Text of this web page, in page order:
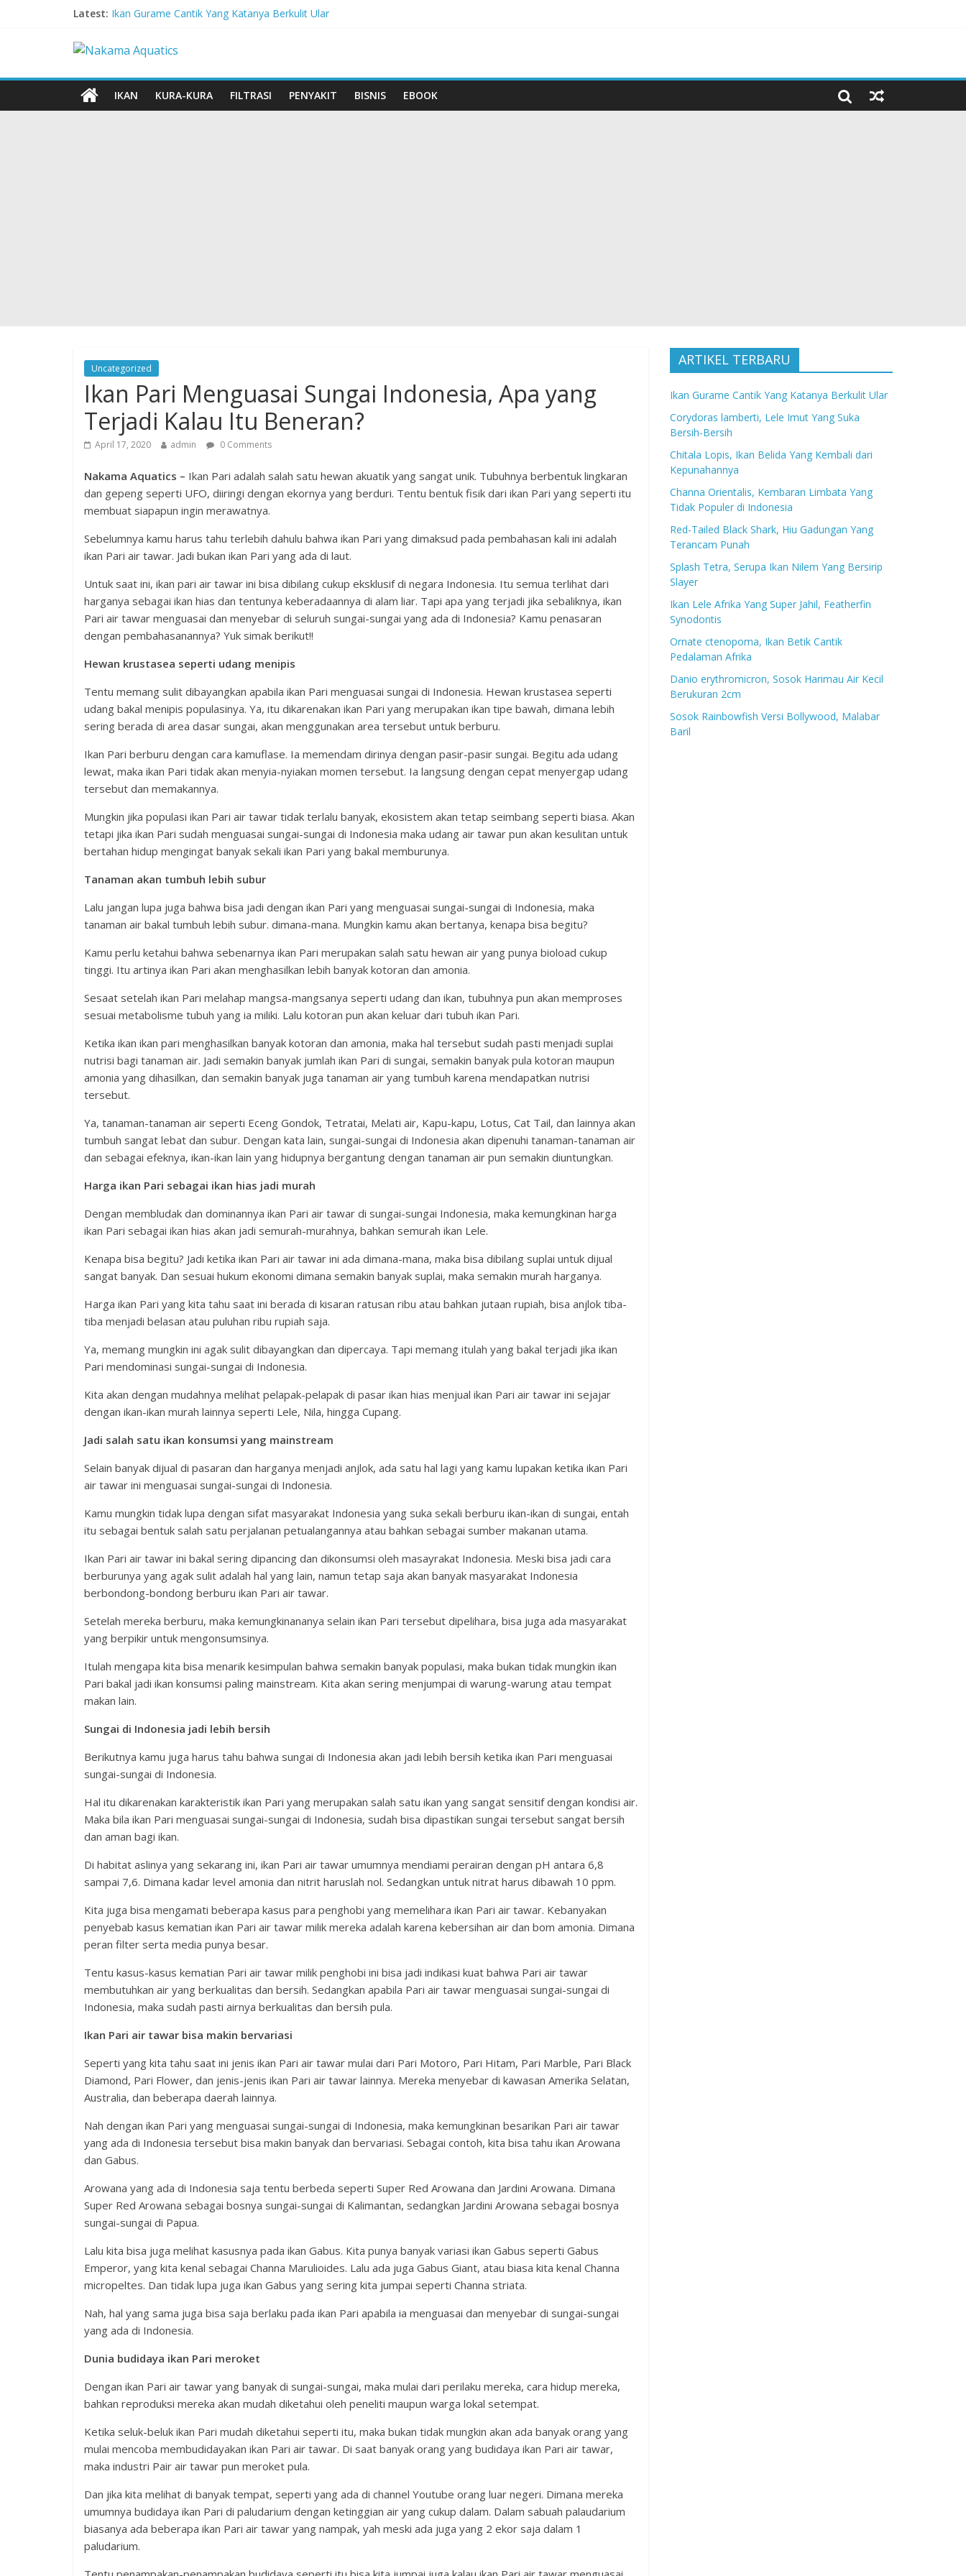
Latest: Ikan Gurame Cantik Yang Katanya Berkulit Ular
Chitala Lopis, Ikan Belida Yang Kembali dari Kepunahannya
Channa Orientalis, Kembaran Limbata Yang Tidak Populer di Indonesia
Red-Tailed Black Shark, Hiu Gadungan Yang Terancam Punah
IKAN
KURA-KURA FILTRASI PENYAKIT BISNIS EBOOK
Uncategorized
Ikan Pari Menguasai Sungai Indonesia, Apa yang
Terjadi Kalau Itu Beneran?
April 17, 2020 admin 0 Comments
Nakama Aquatics – Ikan Pari adalah salah satu hewan akuatik yang sangat unik. Tubuhnya berbentuk lingkaran
dan gepeng seperti UFO, diiringi dengan ekornya yang berduri. Tentu bentuk fisik dari ikan Pari yang seperti itu
membuat siapapun ingin merawatnya.
Sebelumnya kamu harus tahu terlebih dahulu bahwa ikan Pari yang dimaksud pada pembahasan kali ini adalah
ikan Pari air tawar. Jadi bukan ikan Pari yang ada di laut.
Untuk saat ini, ikan pari air tawar ini bisa dibilang cukup eksklusif di negara Indonesia. Itu semua terlihat dari
harganya sebagai ikan hias dan tentunya keberadaannya di alam liar. Tapi apa yang terjadi jika sebaliknya, ikan
Pari air tawar menguasai dan menyebar di seluruh sungai-sungai yang ada di Indonesia? Kamu penasaran
dengan pembahasanannya? Yuk simak berikut!!
Hewan krustasea seperti udang menipis
Tentu memang sulit dibayangkan apabila ikan Pari menguasai sungai di Indonesia. Hewan krustasea seperti
udang bakal menipis populasinya. Ya, itu dikarenakan ikan Pari yang merupakan ikan tipe bawah, dimana lebih
sering berada di area dasar sungai, akan menggunakan area tersebut untuk berburu.
Ikan Pari berburu dengan cara kamuflase. Ia memendam dirinya dengan pasir-pasir sungai. Begitu ada udang
lewat, maka ikan Pari tidak akan menyia-nyiakan momen tersebut. Ia langsung dengan cepat menyergap udang
tersebut dan memakannya.
Mungkin jika populasi ikan Pari air tawar tidak terlalu banyak, ekosistem akan tetap seimbang seperti biasa. Akan
tetapi jika ikan Pari sudah menguasai sungai-sungai di Indonesia maka udang air tawar pun akan kesulitan untuk
bertahan hidup mengingat banyak sekali ikan Pari yang bakal memburunya.
Tanaman akan tumbuh lebih subur
Lalu jangan lupa juga bahwa bisa jadi dengan ikan Pari yang menguasai sungai-sungai di Indonesia, maka
tanaman air bakal tumbuh lebih subur. dimana-mana. Mungkin kamu akan bertanya, kenapa bisa begitu?
Kamu perlu ketahui bahwa sebenarnya ikan Pari merupakan salah satu hewan air yang punya bioload cukup
tinggi. Itu artinya ikan Pari akan menghasilkan lebih banyak kotoran dan amonia.
Sesaat setelah ikan Pari melahap mangsa-mangsanya seperti udang dan ikan, tubuhnya pun akan memproses
sesuai metabolisme tubuh yang ia miliki. Lalu kotoran pun akan keluar dari tubuh ikan Pari.
Ketika ikan ikan pari menghasilkan banyak kotoran dan amonia, maka hal tersebut sudah pasti menjadi suplai
nutrisi bagi tanaman air. Jadi semakin banyak jumlah ikan Pari di sungai, semakin banyak pula kotoran maupun
amonia yang dihasilkan, dan semakin banyak juga tanaman air yang tumbuh karena mendapatkan nutrisi
tersebut.
Ya, tanaman-tanaman air seperti Eceng Gondok, Tetratai, Melati air, Kapu-kapu, Lotus, Cat Tail, dan lainnya akan
tumbuh sangat lebat dan subur. Dengan kata lain, sungai-sungai di Indonesia akan dipenuhi tanaman-tanaman air
dan sebagai efeknya, ikan-ikan lain yang hidupnya bergantung dengan tanaman air pun semakin diuntungkan.
Harga ikan Pari sebagai ikan hias jadi murah
Dengan membludak dan dominannya ikan Pari air tawar di sungai-sungai Indonesia, maka kemungkinan harga
ikan Pari sebagai ikan hias akan jadi semurah-murahnya, bahkan semurah ikan Lele.
Kenapa bisa begitu? Jadi ketika ikan Pari air tawar ini ada dimana-mana, maka bisa dibilang suplai untuk dijual
sangat banyak. Dan sesuai hukum ekonomi dimana semakin banyak suplai, maka semakin murah harganya.
Harga ikan Pari yang kita tahu saat ini berada di kisaran ratusan ribu atau bahkan jutaan rupiah, bisa anjlok tiba-
tiba menjadi belasan atau puluhan ribu rupiah saja.
Ya, memang mungkin ini agak sulit dibayangkan dan dipercaya. Tapi memang itulah yang bakal terjadi jika ikan
Pari mendominasi sungai-sungai di Indonesia.
Kita akan dengan mudahnya melihat pelapak-pelapak di pasar ikan hias menjual ikan Pari air tawar ini sejajar
dengan ikan-ikan murah lainnya seperti Lele, Nila, hingga Cupang.
Jadi salah satu ikan konsumsi yang mainstream
Selain banyak dijual di pasaran dan harganya menjadi anjlok, ada satu hal lagi yang kamu lupakan ketika ikan Pari
air tawar ini menguasai sungai-sungai di Indonesia.
Kamu mungkin tidak lupa dengan sifat masyarakat Indonesia yang suka sekali berburu ikan-ikan di sungai, entah
itu sebagai bentuk salah satu perjalanan petualangannya atau bahkan sebagai sumber makanan utama.
Ikan Pari air tawar ini bakal sering dipancing dan dikonsumsi oleh masayrakat Indonesia. Meski bisa jadi cara
berburunya yang agak sulit adalah hal yang lain, namun tetap saja akan banyak masyarakat Indonesia
berbondong-bondong berburu ikan Pari air tawar.
Setelah mereka berburu, maka kemungkinananya selain ikan Pari tersebut dipelihara, bisa juga ada masyarakat
yang berpikir untuk mengonsumsinya.
Itulah mengapa kita bisa menarik kesimpulan bahwa semakin banyak populasi, maka bukan tidak mungkin ikan
Pari bakal jadi ikan konsumsi paling mainstream. Kita akan sering menjumpai di warung-warung atau tempat
makan lain.
Sungai di Indonesia jadi lebih bersih
Berikutnya kamu juga harus tahu bahwa sungai di Indonesia akan jadi lebih bersih ketika ikan Pari menguasai
sungai-sungai di Indonesia.
Hal itu dikarenakan karakteristik ikan Pari yang merupakan salah satu ikan yang sangat sensitif dengan kondisi air.
Maka bila ikan Pari menguasai sungai-sungai di Indonesia, sudah bisa dipastikan sungai tersebut sangat bersih
dan aman bagi ikan.
Di habitat aslinya yang sekarang ini, ikan Pari air tawar umumnya mendiami perairan dengan pH antara 6,8
sampai 7,6. Dimana kadar level amonia dan nitrit haruslah nol. Sedangkan untuk nitrat harus dibawah 10 ppm.
Kita juga bisa mengamati beberapa kasus para penghobi yang memelihara ikan Pari air tawar. Kebanyakan
penyebab kasus kematian ikan Pari air tawar milik mereka adalah karena kebersihan air dan bom amonia. Dimana
peran filter serta media punya besar.
Tentu kasus-kasus kematian Pari air tawar milik penghobi ini bisa jadi indikasi kuat bahwa Pari air tawar
membutuhkan air yang berkualitas dan bersih. Sedangkan apabila Pari air tawar menguasai sungai-sungai di
Indonesia, maka sudah pasti airnya berkualitas dan bersih pula.
Ikan Pari air tawar bisa makin bervariasi
Seperti yang kita tahu saat ini jenis ikan Pari air tawar mulai dari Pari Motoro, Pari Hitam, Pari Marble, Pari Black
Diamond, Pari Flower, dan jenis-jenis ikan Pari air tawar lainnya. Mereka menyebar di kawasan Amerika Selatan,
Australia, dan beberapa daerah lainnya.
Nah dengan ikan Pari yang menguasai sungai-sungai di Indonesia, maka kemungkinan besarikan Pari air tawar
yang ada di Indonesia tersebut bisa makin banyak dan bervariasi. Sebagai contoh, kita bisa tahu ikan Arowana
dan Gabus.
Arowana yang ada di Indonesia saja tentu berbeda seperti Super Red Arowana dan Jardini Arowana. Dimana
Super Red Arowana sebagai bosnya sungai-sungai di Kalimantan, sedangkan Jardini Arowana sebagai bosnya
sungai-sungai di Papua.
Lalu kita bisa juga melihat kasusnya pada ikan Gabus. Kita punya banyak variasi ikan Gabus seperti Gabus
Emperor, yang kita kenal sebagai Channa Marulioides. Lalu ada juga Gabus Giant, atau biasa kita kenal Channa
micropeltes. Dan tidak lupa juga ikan Gabus yang sering kita jumpai seperti Channa striata.
Nah, hal yang sama juga bisa saja berlaku pada ikan Pari apabila ia menguasai dan menyebar di sungai-sungai
yang ada di Indonesia.
Dunia budidaya ikan Pari meroket
Dengan ikan Pari air tawar yang banyak di sungai-sungai, maka mulai dari perilaku mereka, cara hidup mereka,
bahkan reproduksi mereka akan mudah diketahui oleh peneliti maupun warga lokal setempat.
Ketika seluk-beluk ikan Pari mudah diketahui seperti itu, maka bukan tidak mungkin akan ada banyak orang yang
mulai mencoba membudidayakan ikan Pari air tawar. Di saat banyak orang yang budidaya ikan Pari air tawar,
maka industri Pair air tawar pun meroket pula.
Dan jika kita melihat di banyak tempat, seperti yang ada di channel Youtube orang luar negeri. Dimana mereka
umumnya budidaya ikan Pari di paludarium dengan ketinggian air yang cukup dalam. Dalam sabuah palaudarium
biasanya ada beberapa ikan Pari air tawar yang nampak, yah meski ada juga yang 2 ekor saja dalam 1
paludarium.
ARTIKEL TERBARU
Ikan Gurame Cantik Yang Katanya Berkulit Ular
Corydoras lamberti, Lele Imut Yang Suka
Bersih-Bersih
Chitala Lopis, Ikan Belida Yang Kembali dari
Kepunahannya
Channa Orientalis, Kembaran Limbata Yang
Tidak Populer di Indonesia
Red-Tailed Black Shark, Hiu Gadungan Yang
Terancam Punah
Splash Tetra, Serupa Ikan Nilem Yang Bersirip
Slayer
Ikan Lele Afrika Yang Super Jahil, Featherfin
Synodontis
Ornate ctenopoma, Ikan Betik Cantik
Pedalaman Afrika
Danio erythromicron, Sosok Harimau Air Kecil
Berukuran 2cm
Sosok Rainbowfish Versi Bollywood, Malabar
Baril